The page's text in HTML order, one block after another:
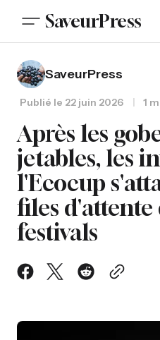
SaveurPress
SaveurPress
Publié le 22 juin 2026 1
Après les
jetables, les
l'Ecocup
files d'attente
festivals